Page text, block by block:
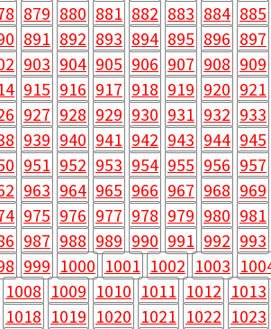
879 880 881 882 883 884 885
891 892 893 894 895 896 897
903 904 905 906 907 908 909
915 916 917 918 919 920 921
927 928 929 930 931 932 933
939 940 941 942 943 944 945
951 952 953 954 955 956 957
963 964 965 966 967 968 969
975 976 977 978 979 980 981
987 988 989 990 991 992 993
999 1000 1001 1002 1003
1008 1009 1010 1011 1012 1013
1018 1019 1020 1021 1022 1023